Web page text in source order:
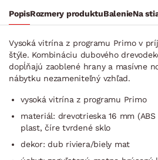
PopisRozmery produktuBalenieNa
Vysoká vitrína z programu Primo v
štýle. Kombináciu dubového
dopĺňajú zaoblené hrany a masívne
nábytku nezameniteľný vzhľad.
vysoká vitrína z programu Primo
materiál: drevotrieska 16 mm (ABS
plast, číre tvrdené sklo
dekor: dub riviera/biely mat